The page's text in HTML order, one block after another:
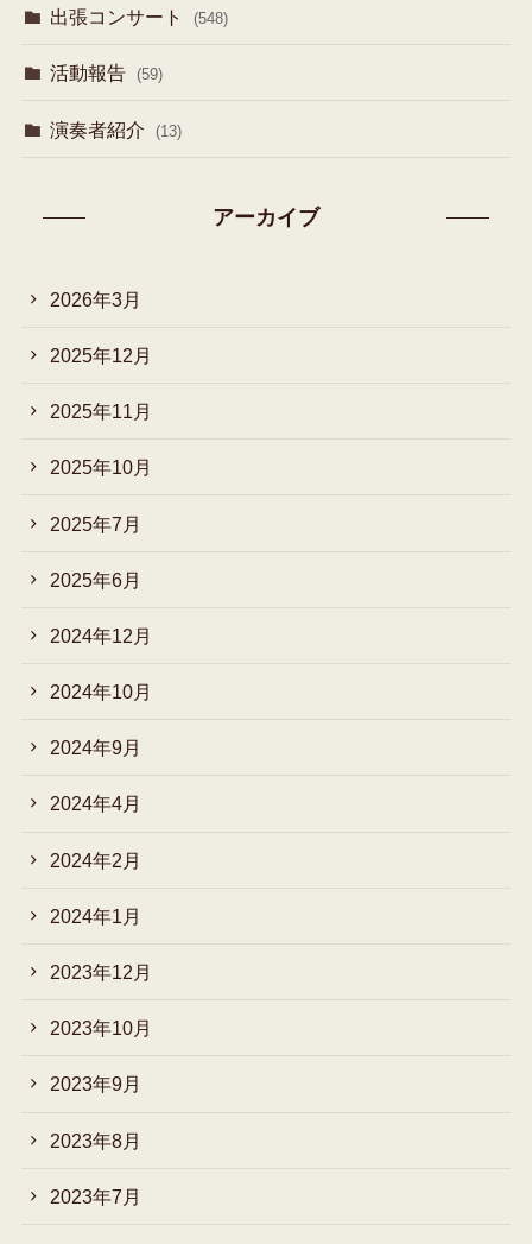
出張コンサート (548)
活動報告 (59)
演奏者紹介 (13)
アーカイブ
2026年3月
2025年12月
2025年11月
2025年10月
2025年7月
2025年6月
2024年12月
2024年10月
2024年9月
2024年4月
2024年2月
2024年1月
2023年12月
2023年10月
2023年9月
2023年8月
2023年7月